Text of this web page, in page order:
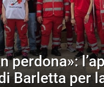
perdona»:
Barletta per